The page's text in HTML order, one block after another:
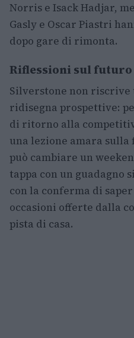
Norris e Isack Hadjar,
Gasly e Oscar Piastri
dopo gare di rimonta.
Riflessioni sul
Silverstone non riscrive
ridisegna prospettive:
di ritorno alla
una lezione amara
può cambiare un
tappa con un guadagno
con la conferma di
occasioni offerte dalla
pista di casa.